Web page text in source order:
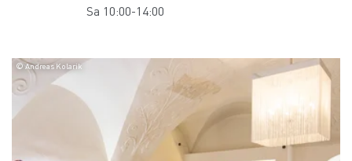
Sa 10:00-14:00
© Andreas Kolarik